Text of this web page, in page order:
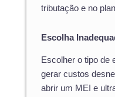
tributação e no
Escolha
Escolher o tipo de
gerar custos
abrir um MEI e